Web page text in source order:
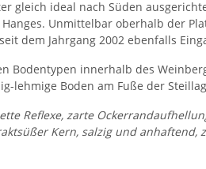
gleich ideal nach Süden
Unmittelbar oberhalb der
dem Jahrgang 2002 ebenfalls
Bodentypen innerhalb des
lehmige Boden am Fuße der
Reflexe, zarte
Kern, salzig und